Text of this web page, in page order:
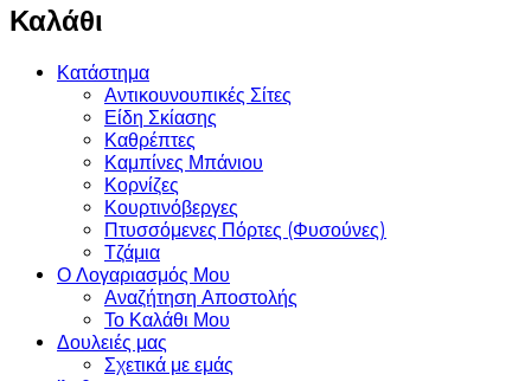
Καλάθι
Κατάστημα
Αντικουνουπικές Σίτες
Είδη Σκίασης
Καθρέπτες
Καμπίνες Μπάνιου
Κορνίζες
Κουρτινόβεργες
Πτυσσόμενες Πόρτες (Φυσούνες)
Τζάμια
Ο Λογαριασμός Μου
Αναζήτηση Αποστολής
Το Καλάθι Μου
Δουλειές μας
Σχετικά με εμάς